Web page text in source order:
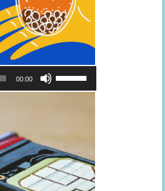
00:00
鍵
以
提